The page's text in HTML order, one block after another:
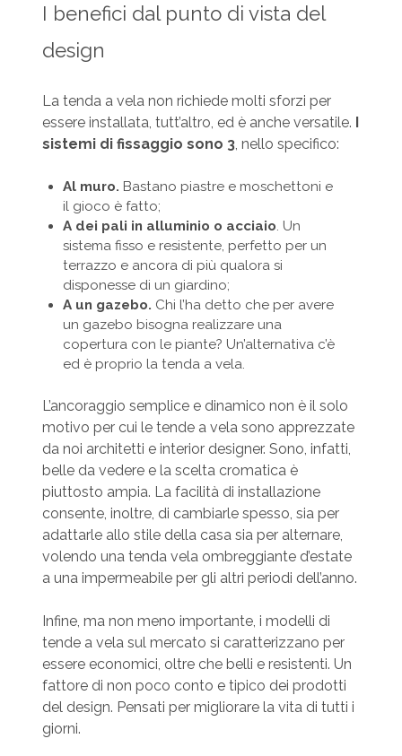
I benefici dal punto di vista del
design
La tenda a vela non richiede molti sforzi per
essere installata, tutt’altro, ed è anche versatile. I
sistemi di fissaggio sono 3, nello specifico:
Al muro. Bastano piastre e moschettoni e
il gioco è fatto;
A dei pali in alluminio o acciaio. Un
sistema fisso e resistente, perfetto per un
terrazzo e ancora di più qualora si
disponesse di un giardino;
A un gazebo. Chi l’ha detto che per avere
un gazebo bisogna realizzare una
copertura con le piante? Un’alternativa c’è
ed è proprio la tenda a vela.
L’ancoraggio semplice e dinamico non è il solo
motivo per cui le tende a vela sono apprezzate
da noi architetti e interior designer. Sono, infatti,
belle da vedere e la scelta cromatica è
piuttosto ampia. La facilità di installazione
consente, inoltre, di cambiarle spesso, sia per
adattarle allo stile della casa sia per alternare,
volendo una tenda vela ombreggiante d’estate
a una impermeabile per gli altri periodi dell’anno.
Infine, ma non meno importante, i modelli di
tende a vela sul mercato si caratterizzano per
essere economici, oltre che belli e resistenti. Un
fattore di non poco conto e tipico dei prodotti
del design. Pensati per migliorare la vita di tutti i
giorni.